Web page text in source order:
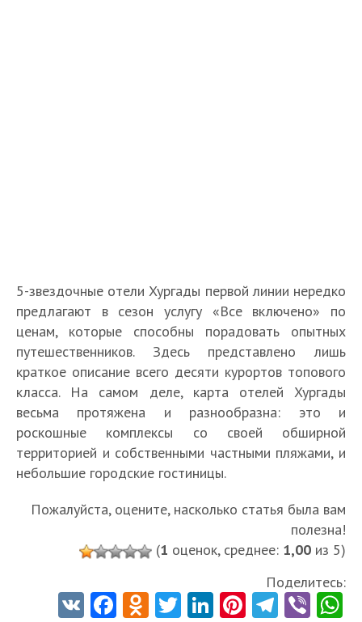
5-звездочные отели Хургады первой линии нередко
предлагают в сезон услугу «Все включено» по
ценам, которые способны порадовать опытных
путешественников. Здесь представлено лишь
краткое описание всего десяти курортов топового
класса. На самом деле, карта отелей Хургады
весьма протяжена и разнообразна: это и
роскошные комплексы со своей обширной
территорией и собственными частными пляжами, и
небольшие городские гостиницы.
Пожалуйста, оцените, насколько статья была вам
полезна!
(1 оценок, среднее: 1,00 из 5)
Поделитесь:
V Fa O T Li Pi Te Vi